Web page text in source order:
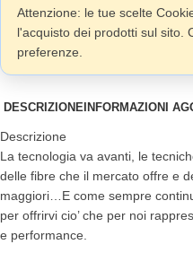
Attenzione: le tue scelte
l'acquisto dei prodotti sul sito.
preferenze.
DESCRIZIONE INFORMAZIONI
Descrizione
La tecnologia va avanti, le
delle fibre che il mercato offre e
maggiori…E come sempre
per offrirvi cio’ che per noi
e performance.